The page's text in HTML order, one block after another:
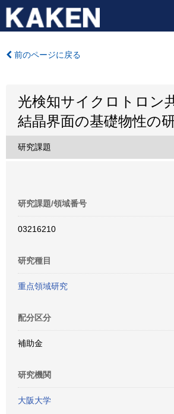
前のページに戻る
光検知サイクロトロン
結晶界面の基礎物性の
研究課題
研究課題/領域番号
03216210
研究種目
重点領域研究
配分区分
補助金
研究機関
大阪大学